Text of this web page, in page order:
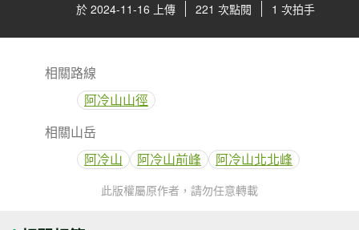
於 2024-11-16 上傳 221 次點閱 1 次拍手
相關路線
阿冷山山徑
相關山岳
阿冷山
阿冷山前峰 阿冷山北北峰
此版權屬原作者，請勿任意轉載